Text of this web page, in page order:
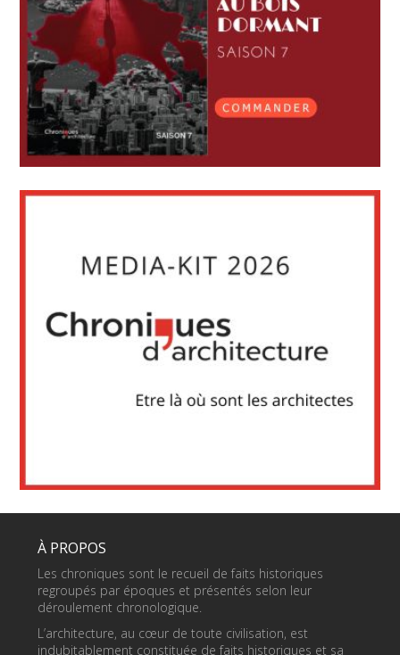
À PROPOS
Les chroniques sont le recueil de faits historiques
regroupés par époques et présentés selon leur
déroulement chronologique.
L’architecture, au cœur de toute civilisation, est
indubitablement constituée de faits historiques et sa